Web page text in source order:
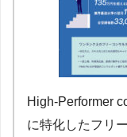
High-Performer
に特化したフリ